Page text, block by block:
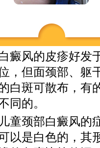
风的皮疹好发
，但面颈部、躯
白斑可散布，有
同的。
颈部白癜风的
以是白色的，其